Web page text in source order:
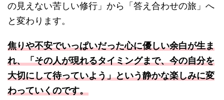
の見えない苦しい修行」から「答え合わせの旅」へ
と変わります。
焦りや不安でいっぱいだった心に優しい余白が生ま
れ、「その人が現れるタイミングまで、今の自分を
大切にして待っていよう」という静かな楽しみに変
わっていくのです。